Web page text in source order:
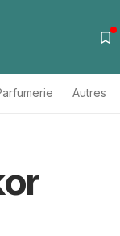
Autres